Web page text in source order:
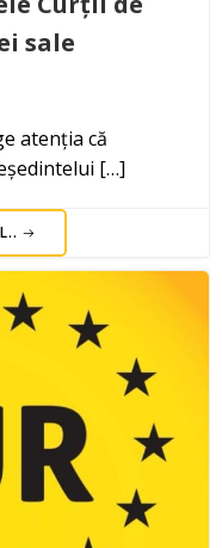
sale
atenția că
[…]